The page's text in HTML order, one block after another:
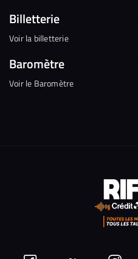
Billetterie
Voir la billetterie
Baromètre
Voir le Baromètre